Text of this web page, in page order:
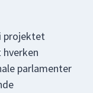
projektet
parlamenter